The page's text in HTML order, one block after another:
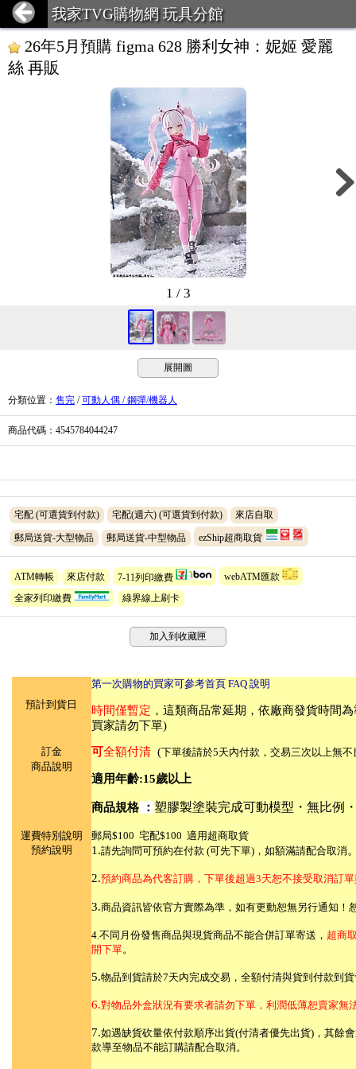
我家TVG購物網 玩具分館
26年5月預購 figma 628 勝利女神：妮姬 愛麗
絲 再販
1 / 3
展開圖
分類位置 ： 售完 /可動人偶 / 鋼彈/機器人
商品代碼 ：4545784044247
宅配 (可選貨到付款) 宅配(週六) (可選貨到付款) 來店自取
郵局送貨-大型物品 郵局送貨-中型物品 ezShip超商取貨
ATM轉帳 來店付款 7-11列印繳費
webATM匯款
全家列印繳費
綠界線上刷卡
加入到收藏匣
第一次購物的買家可參考首頁 FAQ 說明
預計到貨日
時間僅暫定 ，這類商品常延期，依廠商發貨時間
買家請勿下單)
訂金 可全額付清 (下單後請於5天內付款， 交易三次以上無
商品說明
適用年齡:15歲以上
商品規格： 塑膠製塗裝完成可動模型・無比例
運費特別說明
郵局$100 宅配$100 適用超商取貨
預約說明
1.請先詢問可預約在付款 (可先下單)，如額滿請配合取消
2.預約商品為代客訂購，下單後超過3天恕不接受取消訂
3.商品資訊皆依官方實際為準，如有更動恕無另行通知！
4.不同月份發售商品與現貨商品不能合併訂單寄送， 超商
開下單。
5.物品到貨請於7天內完成交易，全額付清與貨到付款到
6.對物品外盒狀況有要求者請勿下單，利潤低薄恕賣家無
7.如遇缺貨砍量依付款順序出貨(付清者優先出貨)，其餘
款導至物品不能訂購請配合取消。